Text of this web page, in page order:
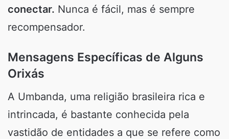
conectar. Nunca é fácil, mas é sempre
recompensador.
Mensagens Específicas de Alguns
Orixás
A Umbanda, uma religião brasileira rica e
intrincada, é bastante conhecida pela
vastidão de entidades a que se refere como